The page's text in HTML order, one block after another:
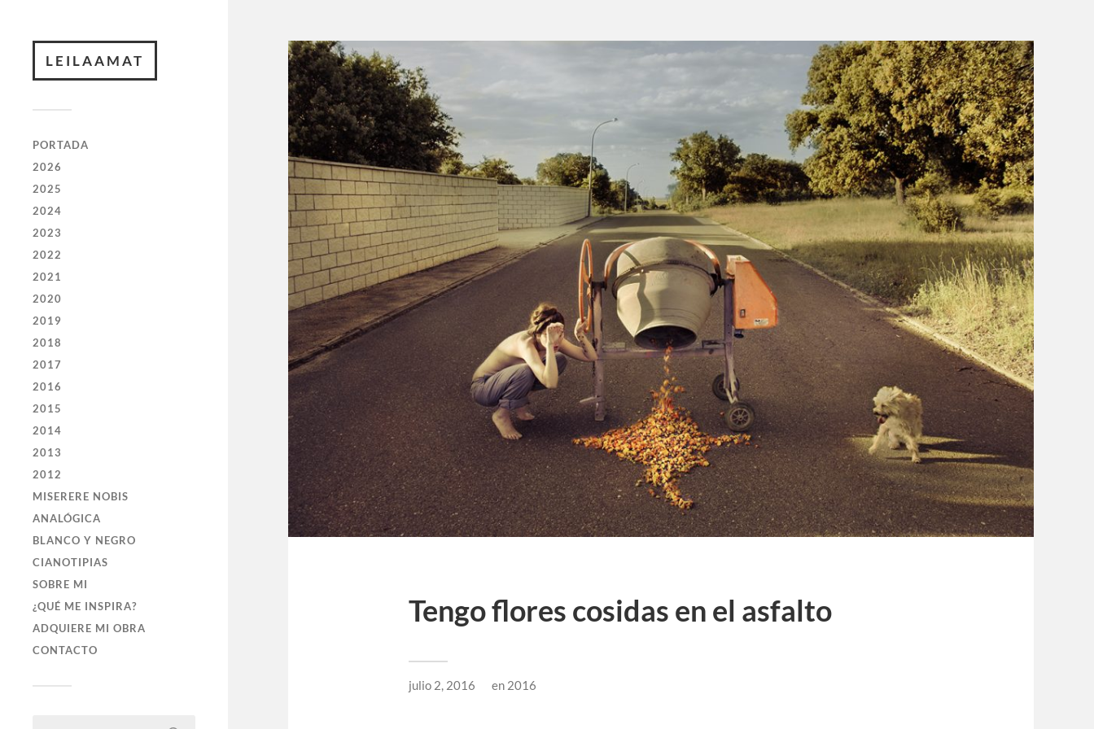
LEILAAMAT
PORTADA
2026
2025
2024
2023
2022
2021
2020
2019
2018
2017
2016
2015
2014
2013
2012
MISERERE NOBIS
ANALÓGICA
BLANCO Y NEGRO
CIANOTIPIAS
SOBRE MI
¿QUÉ ME INSPIRA?
ADQUIERE MI OBRA
CONTACTO
Tengo flores cosidas en el asfalto
julio 2, 2016 en 2016